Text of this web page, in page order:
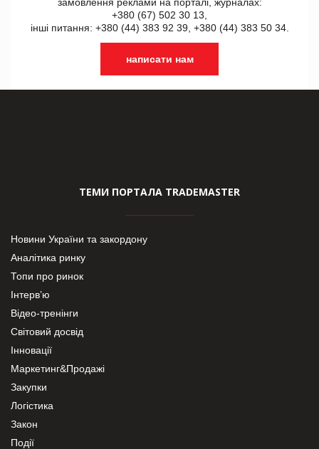
+380 (67) 502 30 13,
інші питання: +380 (44) 383 92 39, +380 (44) 383 50 34.
написати нам
ТЕМИ ПОРТАЛА TRADEMASTER
Новини України та закордону
Аналітика ринку
Топи про ринок
Інтерв’ю
Відео-тренінги
Світовий досвід
Інновації
Маркетинг&Продажі
Закупки
Логістика
Закон
Події